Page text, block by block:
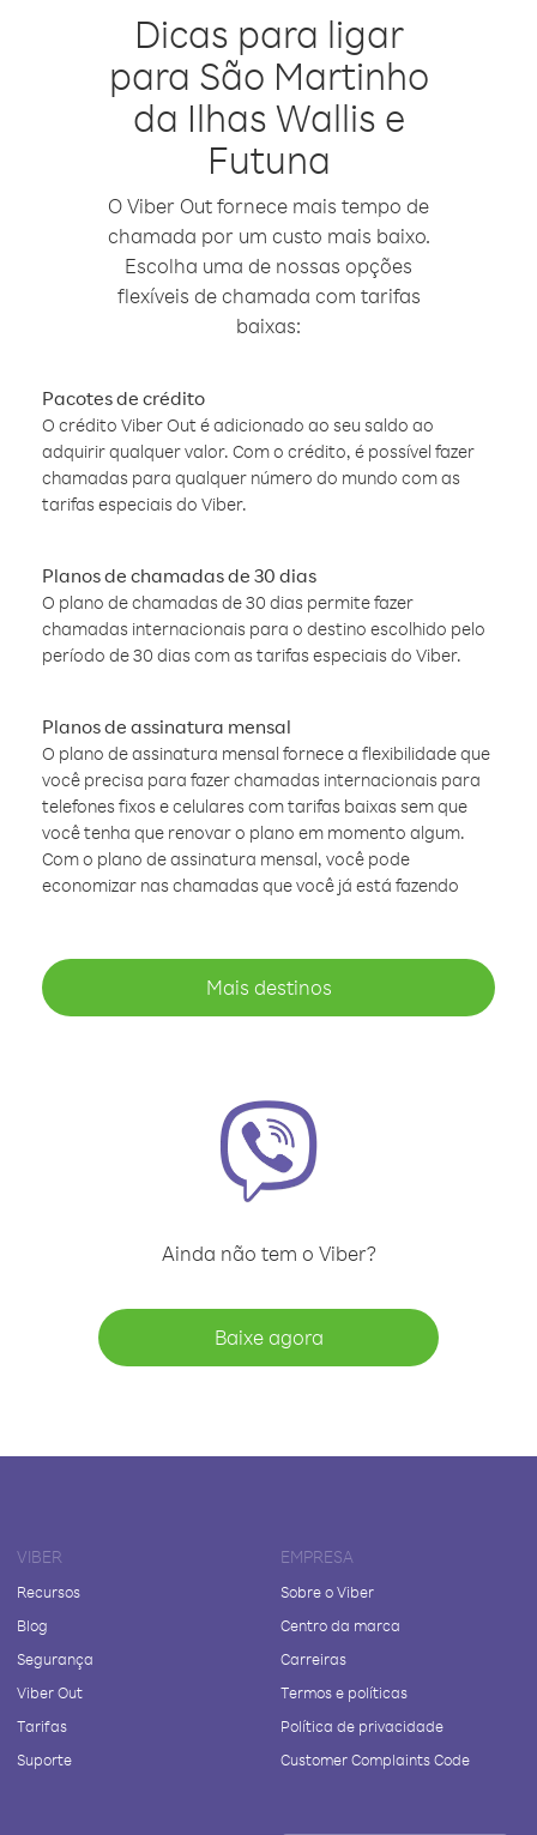
Dicas para ligar
para São Martinho
da Ilhas Wallis e
Futuna
O Viber Out fornece mais tempo de
chamada por um custo mais baixo.
Escolha uma de nossas opções
flexíveis de chamada com tarifas
baixas:
Pacotes de crédito
O crédito Viber Out é adicionado ao seu saldo ao
adquirir qualquer valor. Com o crédito, é possível fazer
chamadas para qualquer número do mundo com as
tarifas especiais do Viber.
Planos de chamadas de 30 dias
O plano de chamadas de 30 dias permite fazer
chamadas internacionais para o destino escolhido pelo
período de 30 dias com as tarifas especiais do Viber.
Planos de assinatura mensal
O plano de assinatura mensal fornece a flexibilidade que
você precisa para fazer chamadas internacionais para
telefones fixos e celulares com tarifas baixas sem que
você tenha que renovar o plano em momento algum.
Com o plano de assinatura mensal, você pode
economizar nas chamadas que você já está fazendo
Mais destinos
Ainda não tem o Viber?
Baixe agora
VIBER
Recursos
Blog
Segurança
Viber Out
Tarifas
Suporte
EMPRESA
Sobre o Viber
Centro da marca
Carreiras
Termos e políticas
Política de privacidade
Customer Complaints Code